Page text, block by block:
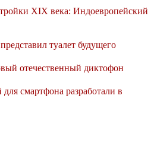
XIX века: Индоевропейский
туалет будущего
отечественный диктофон
смартфона разработали в